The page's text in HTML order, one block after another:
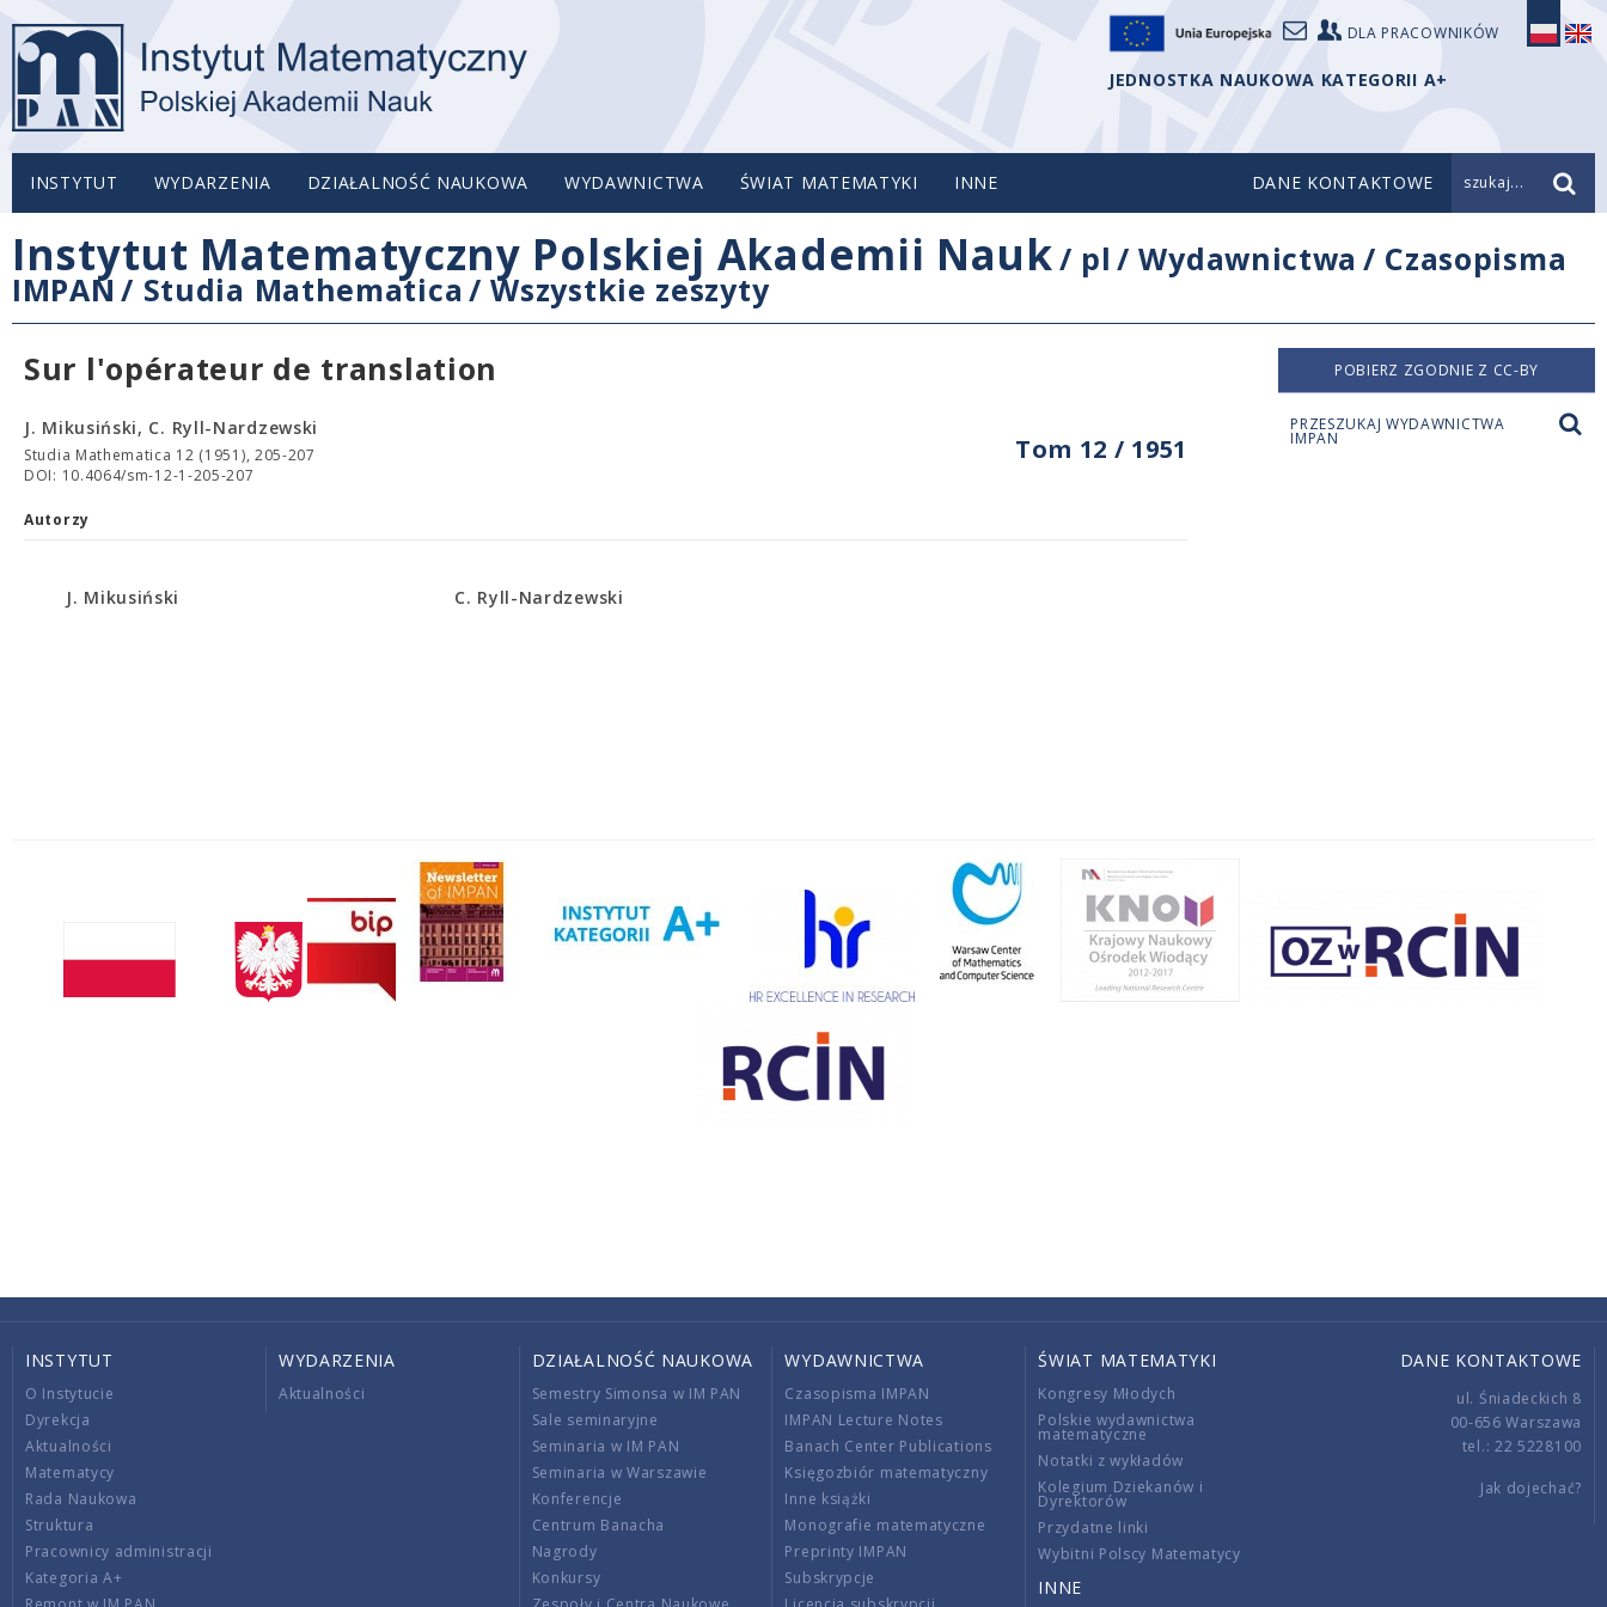
DLA PRACOWNIKÓW
JEDNOSTKA NAUKOWA KATEGORII A+
INSTYTUT WYDARZENIA DZIAŁALNOŚĆ NAUKOWA WYDAWNICTWA ŚWIAT MATEMATYKI INNE DANE KONTAKTOWE szukaj...
Instytut Matematyczny Polskiej Akademii Nauk/ pl /Wydawnictwa / Czasopisma
IMPAN / Studia Mathematica /Wszystkie zeszyty
Sur l'opérateur de translation
Tom 12 / 1951
J. Mikusiński, C. Ryll-Nardzewski
Studia Mathematica 12 (1951), 205-207
DOI: 10.4064/sm-12-1-205-207
Autorzy
J. Mikusiński C. Ryll-Nardzewski
POBIERZ ZGODNIE Z CC-BY
PRZESZUKAJ WYDAWNICTWA
IMPAN
INSTYTUT
O Instytucie
Dyrekcja
Aktualności
Matematycy
Rada Naukowa
Struktura
Pracownicy administracji
Kategoria A+
WYDARZENIA
Aktualności
DZIAŁALNOŚĆ NAUKOWA
Semestry Simonsa w IM PAN
Sale seminaryjne
Seminaria w IM PAN
Seminaria w Warszawie
Konferencje
Centrum Banacha
Nagrody
Konkursy
WYDAWNICTWA
Czasopisma IMPAN
IMPAN Lecture Notes
Banach Center Publications
Księgozbiór matematyczny
Inne książki
Monografie matematyczne
Preprinty IMPAN
Subskrypcje
ŚWIAT MATEMATYKI
Kongresy Młodych
Polskie wydawnictwa
matematyczne
Notatki z wykładów
Kolegium Dziekanów i
Dyrektorów
Przydatne linki
Wybitni Polscy Matematycy
INNE
DANE KONTAKTOWE
ul. Śniadeckich 8
00-656 Warszawa
tel.: 22 5228100
Jak dojechać?